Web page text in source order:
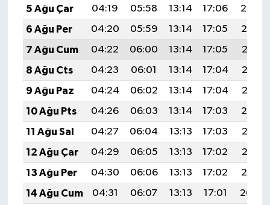
5 Ağu Çar
04:19 05:58 13:14 17:06
20:20
6 Ağu Per
04:20 05:59 13:14 17:05
20:19
7 Ağu Cum
04:22 06:00 13:14 17:05
20:18
8 Ağu Cts
04:23 06:01 13:14 17:04
20:17
9 Ağu Paz
04:24 06:02 13:14 17:04
20:16
10 Ağu Pts
04:26 06:03 13:14 17:03
20:14
11 Ağu Sal
04:27 06:04 13:13 17:03
20:13
12 Ağu Çar
04:29 06:05 13:13 17:02
20:12
13 Ağu Per
04:30 06:06 13:13 17:02
20:10
14 Ağu Cum
04:31 06:07 13:13 17:01
20:09